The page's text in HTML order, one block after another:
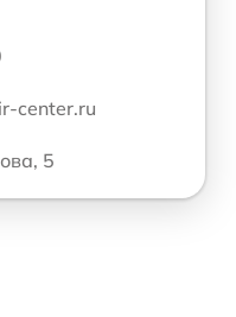
center.ru
5